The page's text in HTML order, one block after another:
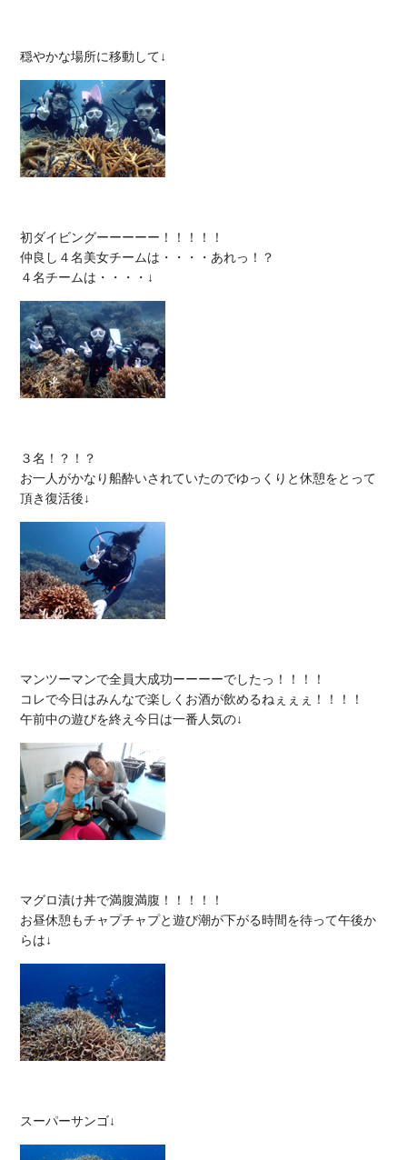
初ダイビングーーーーー！！！！！
仲良し４名美女チームは・・・・あれっ！？
３名！？！？
お一人がかなり船酔いされていたのでゆっくりと休憩をとって
マンツーマンで全員大成功ーーーーでしたっ！！！！
コレで今日はみんなで楽しくお酒が飲めるねぇぇぇ！！！！
マグロ漬け丼で満腹満腹！！！！！
お昼休憩もチャプチャプと遊び潮が下がる時間を待って午後か